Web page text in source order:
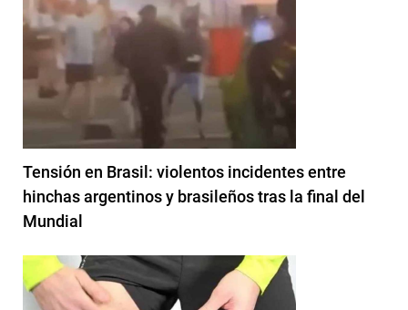
Tensión en Brasil: violentos incidentes entre
hinchas argentinos y brasileños tras la final del
Mundial